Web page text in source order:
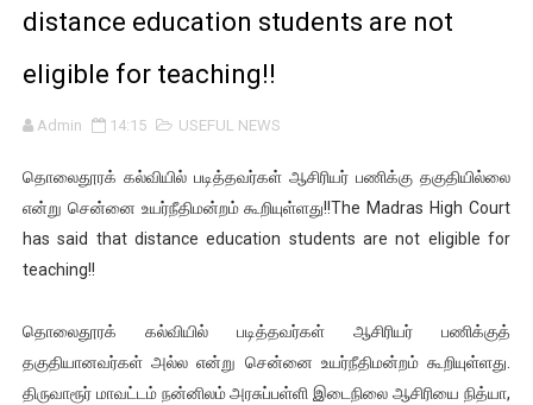
distance education students are not
eligible for teaching!!
Admin 14:15 USEFUL NEWS
தொலைதூரக் கல்வியில் படித்தவர்கள் ஆசிரியர் பணிக்கு தகுதியில்லை
என்று சென்னை உயர்நீதிமன்றம் கூறியுள்ளது!!The Madras High Court
has said that distance education students are not eligible for
teaching!!
தொலைதூரக் கல்வியில் படித்தவர்கள் ஆசிரியர் பணிக்குத்
தகுதியானவர்கள் அல்ல என்று சென்னை உயர்நீதிமன்றம் கூறியுள்ளது.
திருவாரூர் மாவட்டம் நன்னிலம் அரசுப்பள்ளி இடைநிலை ஆசிரியை நித்யா,